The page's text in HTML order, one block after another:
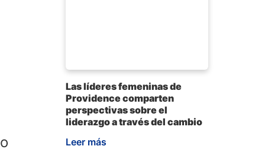
Las líderes femeninas de
Providence comparten
perspectivas sobre el
liderazgo a través del cambio
Leer más